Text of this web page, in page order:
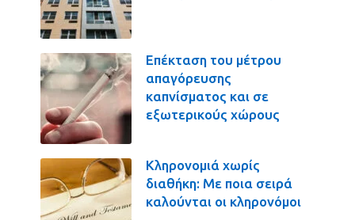
Επέκταση του μέτρου
απαγόρευσης
καπνίσματος και σε
εξωτερικούς χώρους
Κληρονομιά χωρίς
διαθήκη: Με ποια σειρά
καλούνται οι κληρονόμοι